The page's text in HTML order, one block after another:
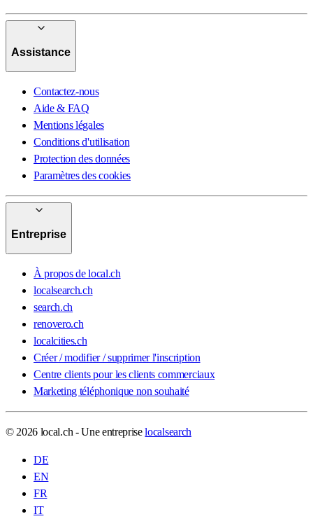
Assistance
Contactez-nous
Aide & FAQ
Mentions légales
Conditions d'utilisation
Protection des données
Paramètres des cookies
Entreprise
À propos de local.ch
localsearch.ch
search.ch
renovero.ch
localcities.ch
Créer / modifier / supprimer l'inscription
Centre clients pour les clients commerciaux
Marketing téléphonique non souhaité
© 2026 local.ch - Une entrepriselocalsearch
DE
EN
FR
IT